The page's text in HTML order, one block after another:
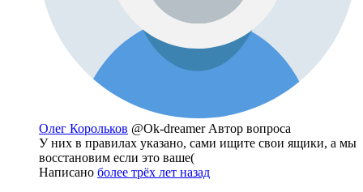
Олег Корольков @Ok-dreamer Автор вопроса
У них в правилах указано, сами ищите свои ящики, а мы
восстановим если это ваше(
Написано более трёх лет назад